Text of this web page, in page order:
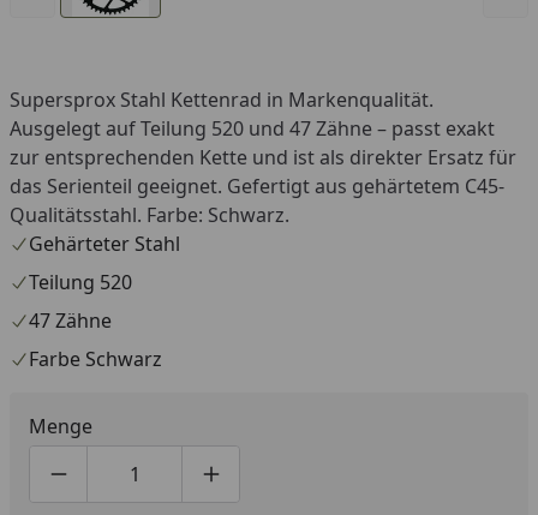
Supersprox Stahl Kettenrad in Markenqualität.
Ausgelegt auf Teilung 520 und 47 Zähne – passt exakt
zur entsprechenden Kette und ist als direkter Ersatz für
das Serienteil geeignet. Gefertigt aus gehärtetem C45-
Qualitätsstahl. Farbe: Schwarz.
Gehärteter Stahl
Teilung 520
47 Zähne
Farbe Schwarz
Menge
Produktmenge um eins verringern
Produktmenge manuell eingeben
Produktmenge um eins erhöhen